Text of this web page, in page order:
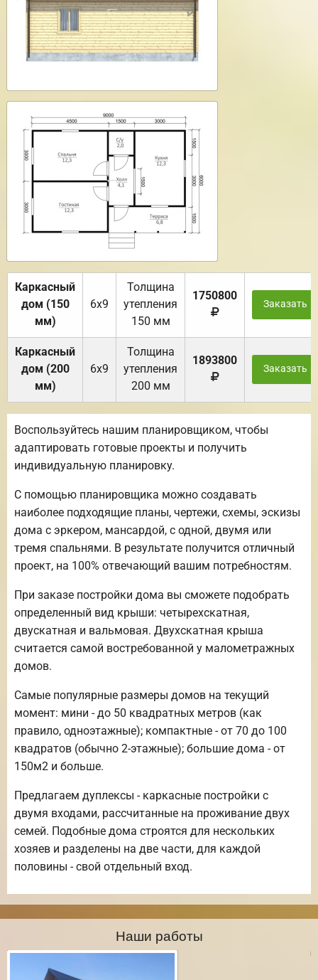
Каркасный
дом (150
мм)
6х9
Толщина
утепления
150 мм
1750800
Заказать
Каркасный
дом (200
мм)
6х9
Толщина
утепления
200 мм
1893800
Заказать
Воспользуйтесь нашим планировщиком, чтобы
адаптировать готовые проекты и получить
индивидуальную планировку.
С помощью планировщика можно создавать
наиболее подходящие планы, чертежи, схемы, эскизы
дома с эркером, мансардой, с одной, двумя или
тремя спальнями. В результате получится отличный
проект, на 100% отвечающий вашим потребностям.
При заказе постройки дома вы сможете подобрать
определенный вид крыши: четырехскатная,
двускатная и вальмовая. Двухскатная крыша
считается самой востребованной у малометражных
домов.
Самые популярные размеры домов на текущий
момент: мини - до 50 квадратных метров (как
правило, одноэтажные); компактные - от 70 до 100
квадратов (обычно 2-этажные); большие дома - от
150м2 и больше.
Предлагаем дуплексы - каркасные постройки с
двумя входами, рассчитанные на проживание двух
семей. Подобные дома строятся для нескольких
хозяев и разделены на две части, для каждой
половины - свой отдельный вход.
Наши работы